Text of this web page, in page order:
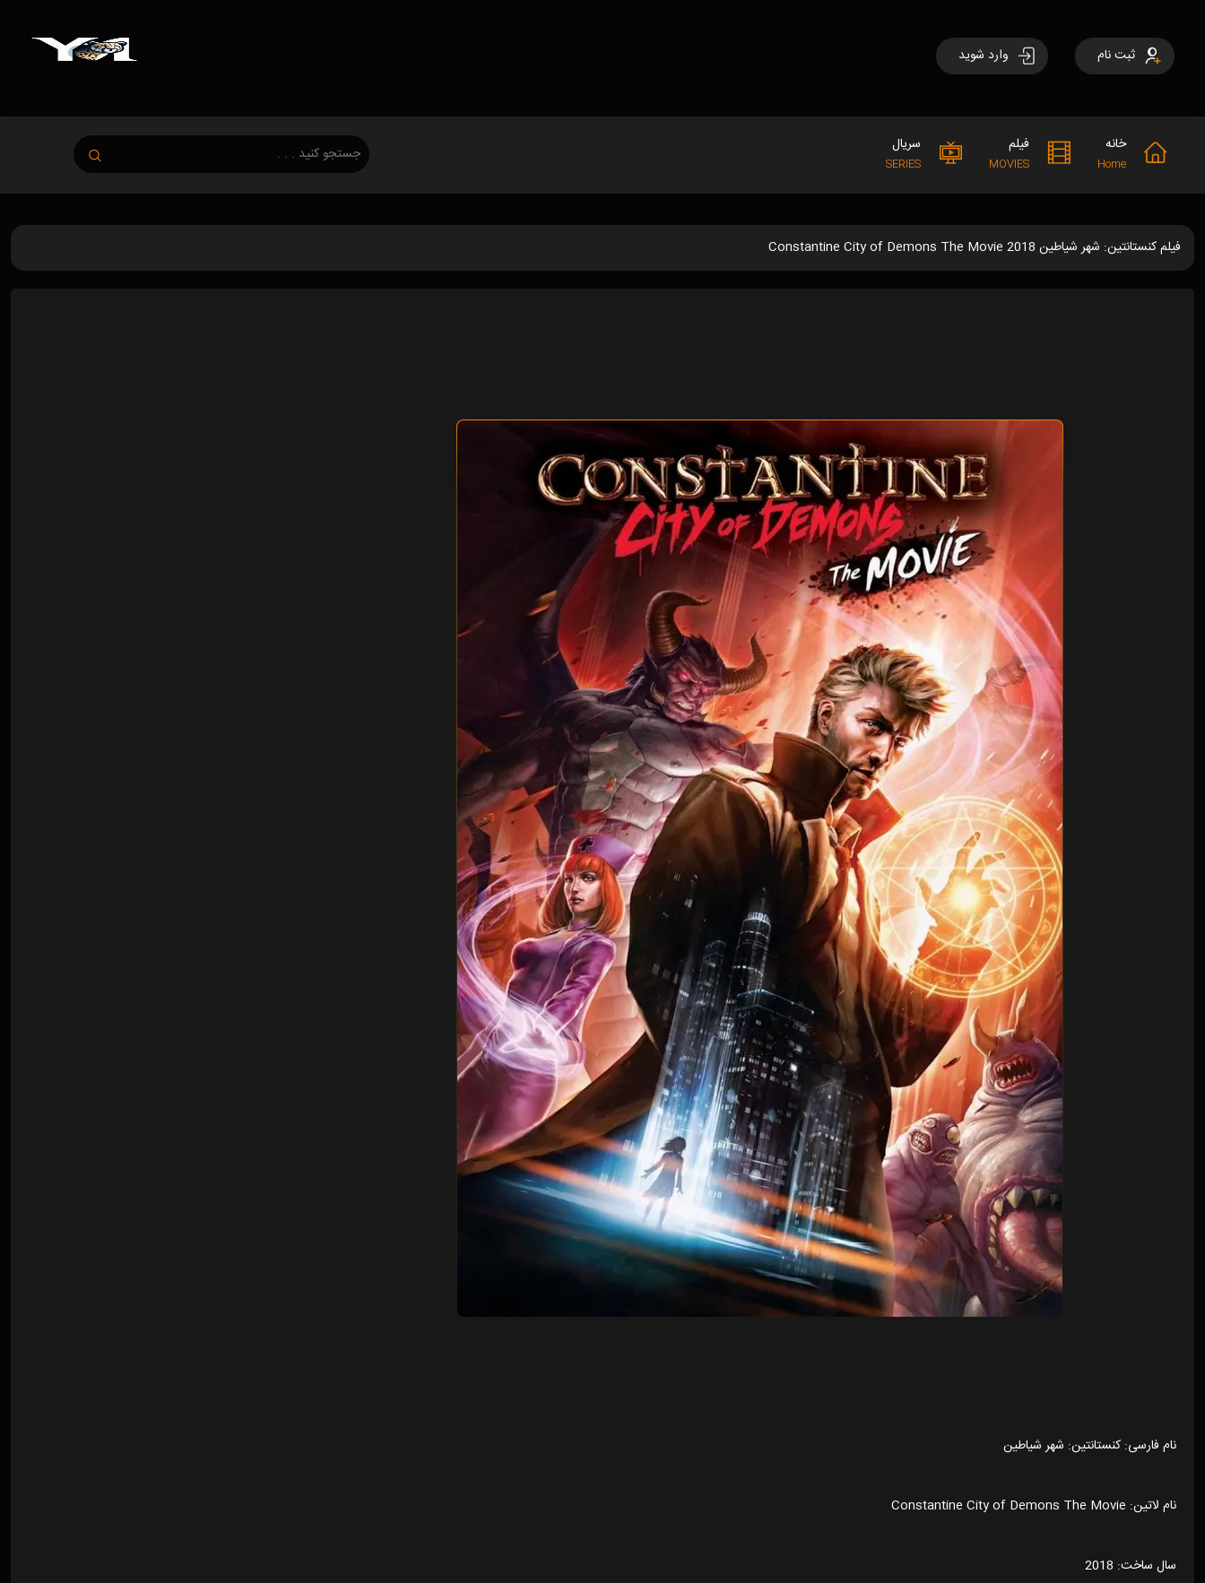
ثبت نام وارد شوید
خانه
Home
فیلم
MOVIES
سریال
SERIES
فیلم کنستانتین: شهر شیاطین Constantine City of Demons The Movie 2018
نام فارسی: کنستانتین: شهر شیاطین
نام لاتین: Constantine City of Demons The Movie
سال ساخت: 2018